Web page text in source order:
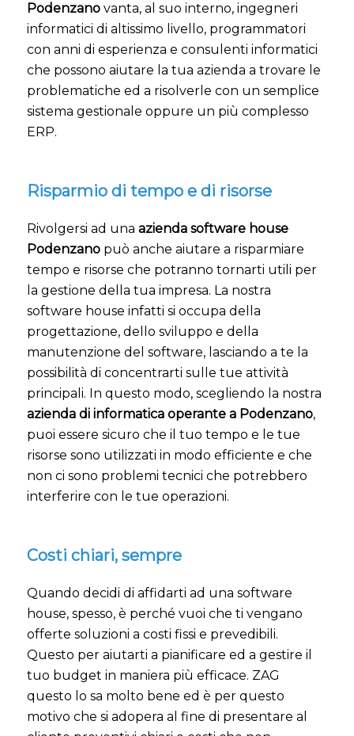
Podenzanovanta, al suo interno, ingegneri
informatici di altissimo livello, programmatori
con anni di esperienza e consulenti informatici
che possono aiutare la tua azienda a trovare le
problematiche ed a risolverle con un semplice
sistema gestionale oppure un più complesso
ERP.
Risparmio di tempo e di risorse
Rivolgersi ad una azienda software house
Podenzano può anche aiutare a risparmiare
tempo e risorse che potranno tornarti utili per
la gestione della tua impresa. La nostra
software house infatti si occupa della
progettazione, dello sviluppo e della
manutenzione del software, lasciando a te la
possibilità di concentrarti sulle tue attività
principali. In questo modo, scegliendo la nostra
azienda di informatica operante a Podenzano,
puoi essere sicuro che il tuo tempo e le tue
risorse sono utilizzati in modo efficiente e che
non ci sono problemi tecnici che potrebbero
interferire con le tue operazioni.
Costi chiari, sempre
Quando decidi di affidarti ad una software
house, spesso, è perché vuoi che ti vengano
offerte soluzioni a costi fissi e prevedibili.
Questo per aiutarti a pianificare ed a gestire il
tuo budget in maniera più efficace. ZAG
questo lo sa molto bene ed è per questo
motivo che si adopera al fine di presentare al